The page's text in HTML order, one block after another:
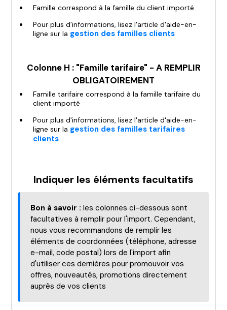
Famille correspond à la famille du client importé
Pour plus d'informations, lisez l'article d'aide-en-
ligne sur la gestion des familles clients
Colonne H : "Famille tarifaire" - A REMPLIR
OBLIGATOIREMENT
Famille tarifaire correspond à la famille tarifaire du
client importé
Pour plus d'informations, lisez l'article d'aide-en-
ligne sur la gestion des familles tarifaires
clients
Indiquer les éléments facultatifs
Bon à savoir : les colonnes ci-dessous sont
facultatives à remplir pour l'import. Cependant,
nous vous recommandons de remplir les
éléments de coordonnées (téléphone, adresse
e-mail, code postal) lors de l'import afin
d'utiliser ces dernières pour promouvoir vos
offres, nouveautés, promotions directement
auprès de vos clients